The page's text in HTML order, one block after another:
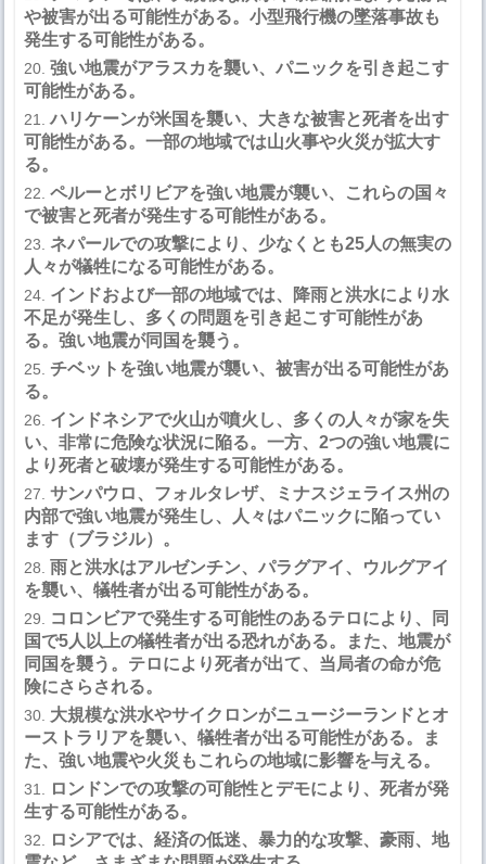
や被害が出る可能性がある。小型飛行機の墜落事故も
発生する可能性がある。
強い地震がアラスカを襲い、パニックを引き起こす
可能性がある。
ハリケーンが米国を襲い、大きな被害と死者を出す
可能性がある。一部の地域では山火事や火災が拡大す
る。
ペルーとボリビアを強い地震が襲い、これらの国々
で被害と死者が発生する可能性がある。
ネパールでの攻撃により、少なくとも25人の無実の
人々が犠牲になる可能性がある。
インドおよび一部の地域では、降雨と洪水により水
不足が発生し、多くの問題を引き起こす可能性があ
る。強い地震が同国を襲う。
チベットを強い地震が襲い、被害が出る可能性があ
る。
インドネシアで火山が噴火し、多くの人々が家を失
い、非常に危険な状況に陥る。一方、2つの強い地震に
より死者と破壊が発生する可能性がある。
サンパウロ、フォルタレザ、ミナスジェライス州の
内部で強い地震が発生し、人々はパニックに陥ってい
ます（ブラジル）。
雨と洪水はアルゼンチン、パラグアイ、ウルグアイ
を襲い、犠牲者が出る可能性がある。
コロンビアで発生する可能性のあるテロにより、同
国で5人以上の犠牲者が出る恐れがある。また、地震が
同国を襲う。テロにより死者が出て、当局者の命が危
険にさらされる。
大規模な洪水やサイクロンがニュージーランドとオ
ーストラリアを襲い、犠牲者が出る可能性がある。ま
た、強い地震や火災もこれらの地域に影響を与える。
ロンドンでの攻撃の可能性とデモにより、死者が発
生する可能性がある。
ロシアでは、経済の低迷、暴力的な攻撃、豪雨、地